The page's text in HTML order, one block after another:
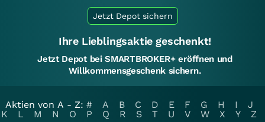
Jetzt Depot sichern
Ihre Lieblingsaktie geschenkt!
Jetzt Depot bei SMARTBROKER+ eröffnen und
Willkommensgeschenk sichern.
Aktien von A - Z: # A B C D E F G H I
J
K
L M N O P Q R S T U V W X Y
Z